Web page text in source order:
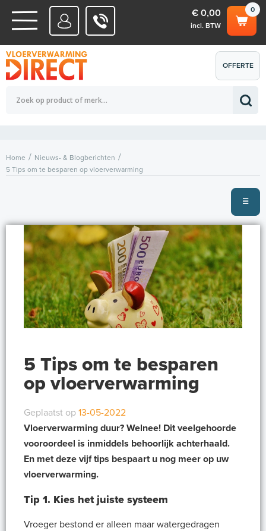
WATERSYSTEMEN
ELEKTRISCHE SYSTEMEN
0
€ 0,00
incl. BTW
Totaalbedrag (incl. BTW) € 0,00
OFFERTE
AANVRAGEN
Home
Nieuws- & Blogberichten
5 Tips om te besparen op vloerverwarming
☰
5 Tips om te besparen
op vloerverwarming
Geplaatst op 13-05-2022
Vloerverwarming duur? Welnee! Dit veelgehoorde
vooroordeel is inmiddels behoorlijk achterhaald.
En met deze vijf tips bespaart u nog meer op uw
vloerverwarming.
Tip 1. Kies het juiste systeem
Vroeger bestond er alleen maar watergedragen